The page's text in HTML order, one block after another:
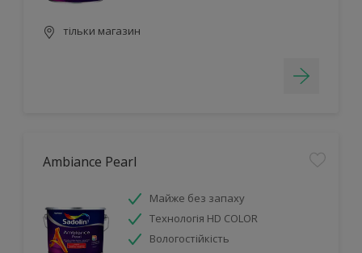
тільки магазин
Ambiance Pearl
Майже без запаху
Технологія HD COLOR
Вологостійкість